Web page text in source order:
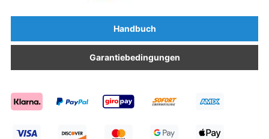
Handbuch
Garantiebedingungen